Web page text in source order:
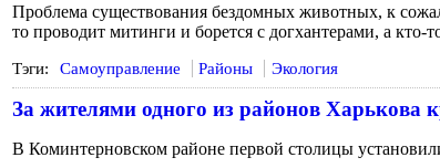
Проблема существования бездомных животных, к
то проводит митинги и борется с догхантерами, а кто-
Тэги: Самоуправление Районы Экология
За жителями одного из районов Харькова
В Коминтерновском районе первой столицы